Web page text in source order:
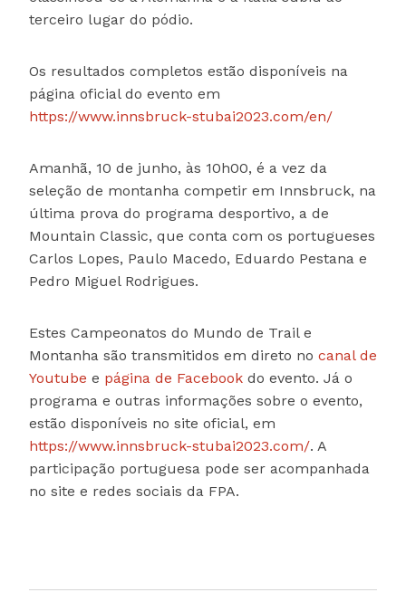
terceiro lugar do pódio.
Os resultados completos estão disponíveis na
página oficial do evento em
https://www.innsbruck-stubai2023.com/en/
Amanhã, 10 de junho, às 10h00, é a vez da
seleção de montanha competir em Innsbruck, na
última prova do programa desportivo, a de
Mountain Classic, que conta com os portugueses
Carlos Lopes, Paulo Macedo, Eduardo Pestana e
Pedro Miguel Rodrigues.
Estes Campeonatos do Mundo de Trail e
Montanha são transmitidos em direto no canal de
Youtube e página de Facebook do evento. Já o
programa e outras informações sobre o evento,
estão disponíveis no site oficial, em
https://www.innsbruck-stubai2023.com/. A
participação portuguesa pode ser acompanhada
no site e redes sociais da FPA.